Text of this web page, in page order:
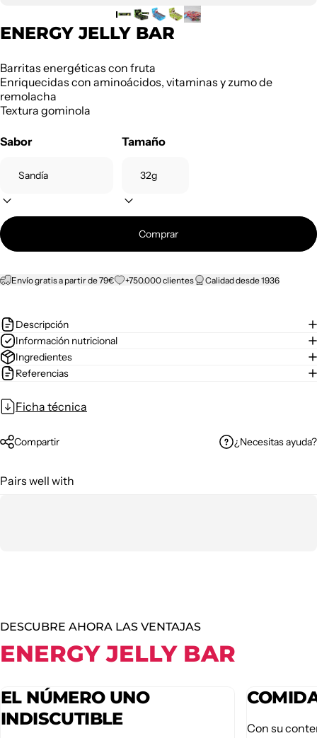
ENERGY JELLY BAR
Barritas energéticas con fruta
Enriquecidas con aminoácidos, vitaminas y zumo de
remolacha
Textura gominola
Sabor Tamaño
Comprar
Envío gratis a partir de 79€ +750.000 clientes Calidad desde 1936
Descripción
Información nutricional
Ingredientes
Referencias
Ficha técnica
Compartir ¿Necesitas ayuda?
Pairs well with
DESCUBRE AHORA LAS VENTAJAS
ENERGY JELLY BAR
EL NÚMERO UNO
INDISCUTIBLE
Con su